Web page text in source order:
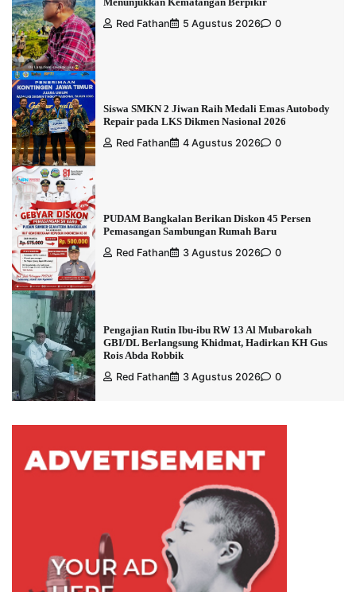
Red Fathan
5 Agustus 2026 0
Siswa SMKN 2 Jiwan Raih Medali Emas Autobody
Repair pada LKS Dikmen Nasional 2026
Red Fathan
4 Agustus 2026 0
PUDAM Bangkalan Berikan Diskon 45 Persen
Pemasangan Sambungan Rumah Baru
Red Fathan
3 Agustus 2026 0
Pengajian Rutin Ibu-ibu RW 13 Al Mubarokah
GBI/DL Berlangsung Khidmat, Hadirkan KH Gus
Rois Abda Robbik
Red Fathan
3 Agustus 2026 0